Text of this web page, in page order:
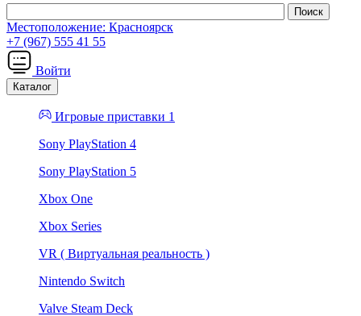
Местоположение: Красноярск
+7 (967) 555 41 55
Войти
Каталог
Игровые приставки 1
Sony PlayStation 4
Sony PlayStation 5
Xbox One
Xbox Series
VR ( Виртуальная реальность )
Nintendo Switch
Valve Steam Deck